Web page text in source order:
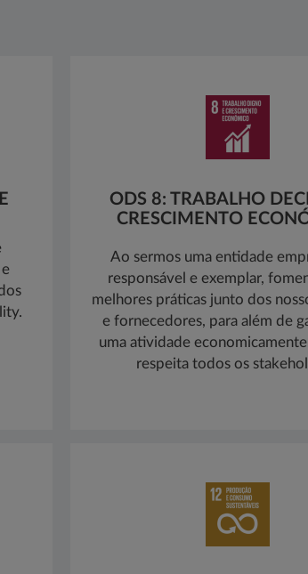
ODS 8: TRABALHO
CRESCIMENTO
Ao sermos uma entidade
responsável e exemplar,
melhores práticas junto dos
e fornecedores, para além de
uma atividade
respeita todos os